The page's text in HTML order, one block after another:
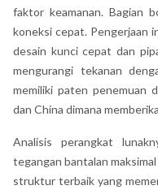
faktor keamanan. Bagian
koneksi cepat. Pengerjaan
desain kunci cepat dan
mengurangi tekanan
memiliki paten penemuan
dan China dimana
Analisis perangkat
tegangan bantalan
struktur terbaik yang